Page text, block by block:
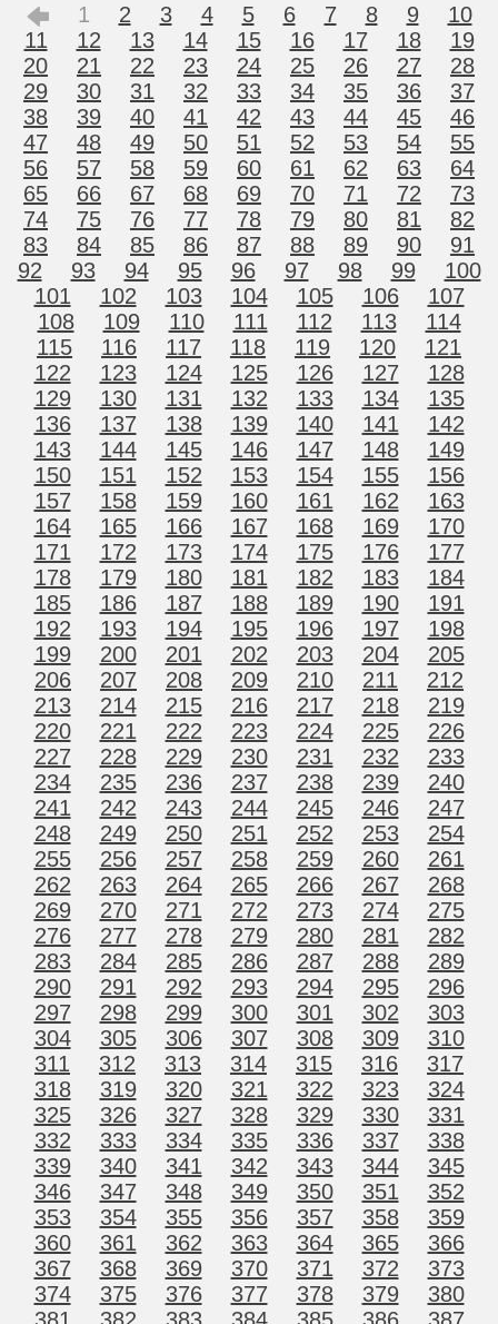
1 2 3 4 5 6 7 8 9
10
11
12 13 14 15 16 17 18
19
20
21 22 23 24 25 26 27
28
29
30 31 32 33 34 35 36
37
38
39 40 41 42 43 44 45
46
47
48 49 50 51 52 53 54
55
56
57 58 59 60 61 62 63
64
65
66 67 68 69 70 71 72
73
74
75 76 77 78 79 80 81
82
83
84 85 86 87 88 89 90
91
92
93 94 95 96 97 98 99
100
101
102 103 104 105 106
107
108
109 110 111 112 113
114
115
116 117 118 119 120
121
122
123 124 125 126 127
128
129
130 131 132 133 134
135
136
137 138 139 140 141
142
143
144 145 146 147 148
149
150
151 152 153 154 155
156
157
158 159 160 161 162
163
164
165 166 167 168 169
170
171
172 173 174 175 176
177
178
179 180 181 182 183
184
185
186 187 188 189 190
191
192
193 194 195 196 197
198
199
200 201 202 203 204
205
206
207 208 209 210 211
212
213
214 215 216 217 218
219
220
221 222 223 224 225
226
227
228 229 230 231 232
233
234
235 236 237 238 239
240
241
242 243 244 245 246
247
248
249 250 251 252 253
254
255
256 257 258 259 260
261
262
263 264 265 266 267
268
269
270 271 272 273 274
275
276
277 278 279 280 281
282
283
284 285 286 287 288
289
290
291 292 293 294 295
296
297
298 299 300 301 302
303
304
305 306 307 308 309
310
311
312 313 314 315 316
317
318
319 320 321 322 323
324
325
326 327 328 329 330
331
332
333 334 335 336 337
338
339
340 341 342 343 344
345
346
347 348 349 350 351
352
353
354 355 356 357 358
359
360
361 362 363 364 365
366
367
368 369 370 371 372
373
374
375 376 377 378 379
380